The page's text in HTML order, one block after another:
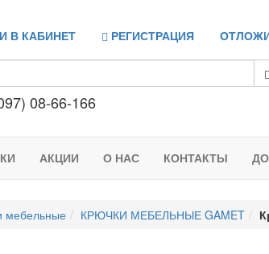
В КАБИНЕТ РЕГИСТРАЦИЯ
08-66-166
АКЦИИ О НАС КОНТАКТЫ
мебельные КРЮЧКИ МЕБЕЛЬНЫЕ GAMET